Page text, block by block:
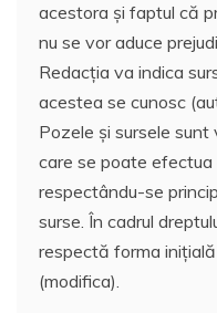
acestora și faptul că
nu se vor aduce
Redacția va indica
acestea se cunosc
Pozele și sursele sunt
care se poate efectua
respectându-se
surse. În cadrul
respectă forma
(modifica).